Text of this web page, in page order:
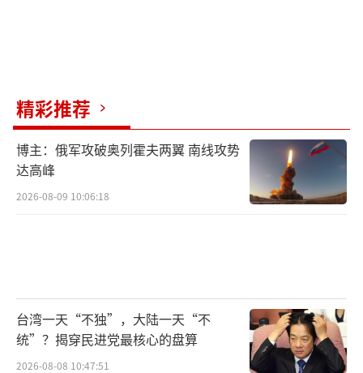
精彩推荐
博主：俄军攻破奥列霍夫两翼 南线攻势
达高峰
2026-08-09 10:06:18
台湾一天“不独”，大陆一天“不
统”？揭穿民进党最核心的盘算
2026-08-08 10:47:51